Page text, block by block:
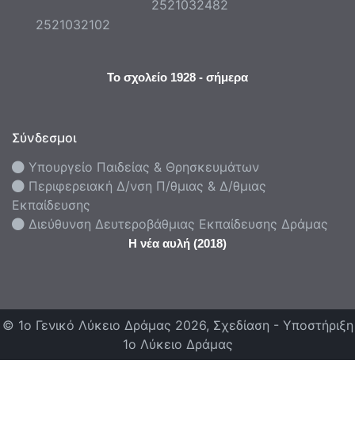
2521032482
2521032102
Το σχολείο 1928 - σήμερα
Σύνδεσμοι
Υπουργείο Παιδείας & Θρησκευμάτων
Περιφερειακή Δ/νση Π/θμιας & Δ/θμιας
Εκπαίδευσης
Διεύθυνση Δευτεροβάθμιας Εκπαίδευσης Δράμας
Η νέα αυλή (2018)
© 1ο Γενικό Λύκειο Δράμας 2026, Σχεδίαση - Υποστήριξη
1ο Λύκειο Δράμας